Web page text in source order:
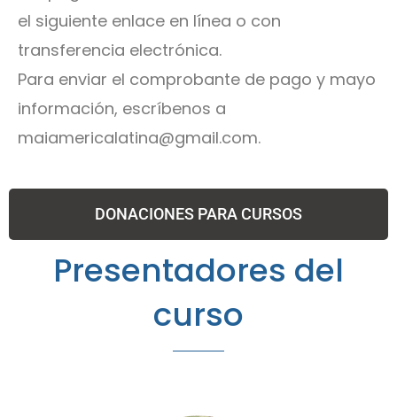
el siguiente enlace en línea o con
transferencia electrónica.
Para enviar el comprobante de pago y mayo
información, escríbenos a
maiamericalatina@gmail.com.
DONACIONES PARA CURSOS
Presentadores del
curso